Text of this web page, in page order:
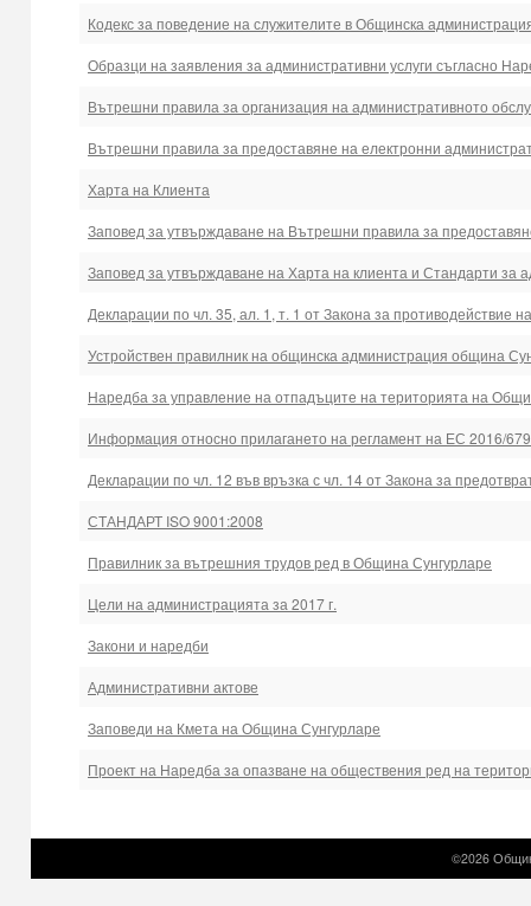
Кодекс за поведение на служителите в Общинска
Образци на заявления за административни услуги съгласно
Вътрешни правила за организация на административното
Вътрешни правила за предоставяне на електронни
Харта на Клиента
Заповед за утвърждаване на Вътрешни правила за
Заповед за утвърждаване на Харта на клиента и Стандарти
Декларации по чл. 35, ал. 1, т. 1 от Закона за противодействие
Устройствен правилник на общинска администрация община
Наредба за управление на отпадъците на територията на
Информация относно прилагането на регламент на ЕС 2016/
Декларации по чл. 12 във връзка с чл. 14 от Закона за
СТАНДАРТ ISO 9001:2008
Правилник за вътрешния трудов ред в Община Сунгурларе
Цели на администрацията за 2017 г.
Закони и наредби
Административни актове
Заповеди на Кмета на Община Сунгурларе
Проект на Наредба за опазване на обществения ред на
©2026